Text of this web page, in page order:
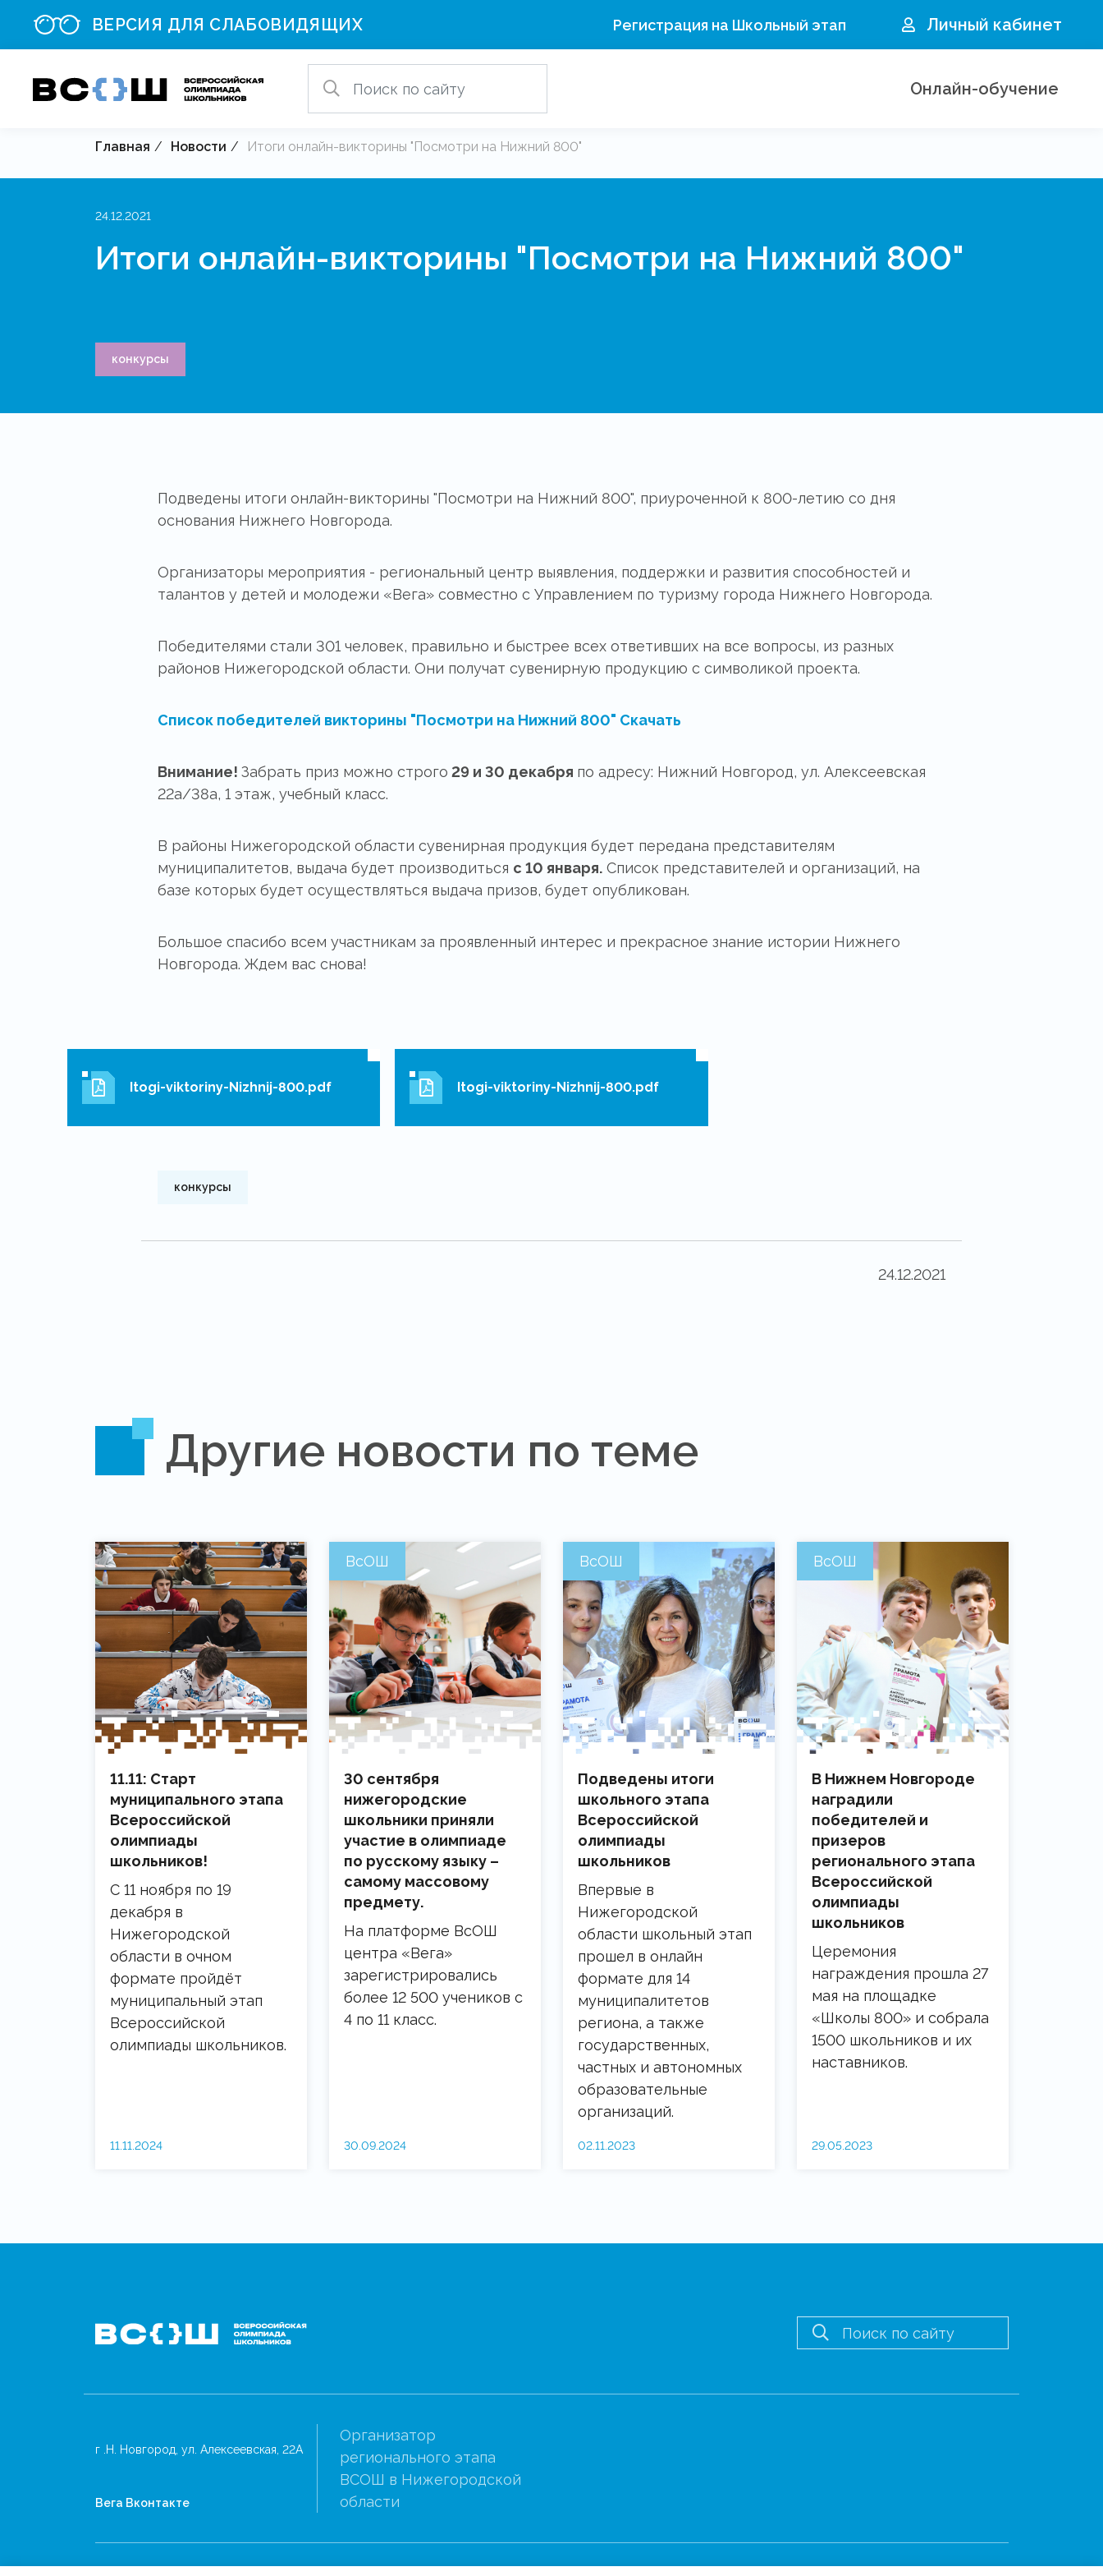
ВЕРСИЯ ДЛЯ СЛАБОВИДЯЩИХ Регистрация на Школьный этап Личный кабинет
Онлайн-обучение
Главная Новости Итоги онлайн-викторины "Посмотри на Нижний 800"
24.12.2021
Итоги онлайн-викторины "Посмотри на Нижний 800"
конкурсы
Подведены итоги онлайн-викторины "Посмотри на Нижний 800", приуроченной к 800-летию со дня
основания Нижнего Новгорода.
Организаторы мероприятия - региональный центр выявления, поддержки и развития способностей и
талантов у детей и молодежи «Вега» совместно с Управлением по туризму города Нижнего Новгорода.
Победителями стали 301 человек, правильно и быстрее всех ответивших на все вопросы, из разных
районов Нижегородской области. Они получат сувенирную продукцию с символикой проекта.
Список победителей викторины "Посмотри на Нижний 800" Скачать
Внимание! Забрать приз можно строго 29 и 30 декабря по адресу: Нижний Новгород, ул. Алексеевская
22а/38а, 1 этаж, учебный класс.
В районы Нижегородской области сувенирная продукция будет передана представителям
муниципалитетов, выдача будет производиться с 10 января. Список представителей и организаций, на
базе которых будет осуществляться выдача призов, будет опубликован.
Большое спасибо всем участникам за проявленный интерес и прекрасное знание истории Нижнего
Новгорода. Ждем вас снова!
Itogi-viktoriny-Nizhnij-800.pdf Itogi-viktoriny-Nizhnij-800.pdf
конкурсы
24.12.2021
Другие новости по теме
11.11: Старт
муниципального этапа
Всероссийской
олимпиады
школьников!
С 11 ноября по 19
декабря в
Нижегородской
области в очном
формате пройдёт
муниципальный этап
Всероссийской
олимпиады школьников.
11.11.2024
ВсОШ
30 сентября
нижегородские
школьники приняли
участие в олимпиаде
по русскому языку –
самому массовому
предмету.
На платформе ВсОШ
центра «Вега»
зарегистрировались
более 12 500 учеников с
4 по 11 класс.
30.09.2024
ВсОШ
Подведены итоги
школьного этапа
Всероссийской
олимпиады
школьников
Впервые в
Нижегородской
области школьный этап
прошел в онлайн
формате для 14
муниципалитетов
региона, а также
государственных,
частных и автономных
образовательные
организаций.
02.11.2023
ВсОШ
В Нижнем Новгороде
наградили
победителей и
призеров
регионального этапа
Всероссийской
олимпиады
школьников
Церемония
награждения прошла 27
мая на площадке
«Школы 800» и собрала
1500 школьников и их
наставников.
29.05.2023
г .Н. Новгород, ул. Алексеевская, 22А
Вега Вконтакте
Организатор
регионального этапа
ВСОШ в Нижегородской
области